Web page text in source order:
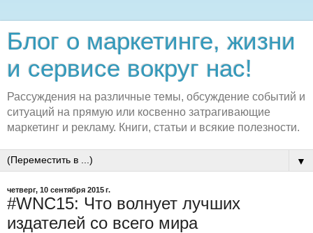
Блог о маркетинге, жизни
и сервисе вокруг нас!
Рассуждения на различные темы, обсуждение событий и
ситуаций на прямую или косвенно затрагивающие
маркетинг и рекламу. Книги, статьи и всякие полезности.
▼
четверг, 10 сентября 2015 г.
#WNC15: Что волнует лучших
издателей со всего мира